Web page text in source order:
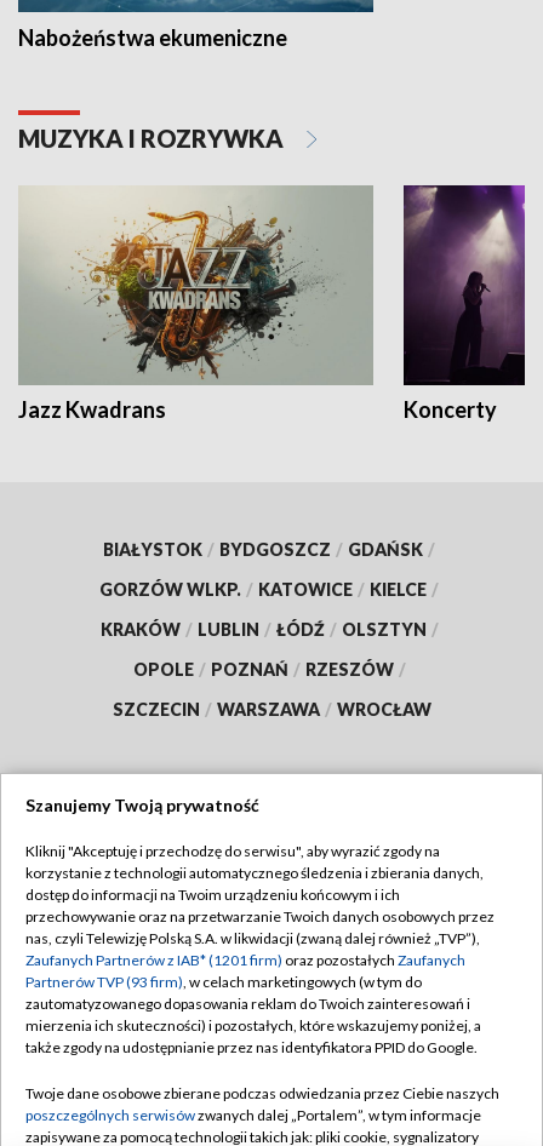
Nabożeństwa ekumeniczne
MUZYKA I ROZRYWKA
Jazz Kwadrans Koncerty
BIAŁYSTOK / BYDGOSZCZ / GDAŃSK /
GORZÓW WLKP. / KATOWICE / KIELCE /
KRAKÓW / LUBLIN / ŁÓDŹ / OLSZTYN /
OPOLE / POZNAŃ / RZESZÓW /
SZCZECIN / WARSZAWA / WROCŁAW
TVP
Abonament TVP
Emisja w TVP
Centrum informacji TVP
Naziemna Telewizja Cyfrowa
Rada Programowa
Regulamin TVP
Polityka prywatności
Moje zgody
Pomoc
Kontakt
Szanujemy Twoją prywatność
Kliknij "Akceptuję i przechodzę do serwisu", aby wyrazić zgody na
korzystanie z technologii automatycznego śledzenia i zbierania danych,
dostęp do informacji na Twoim urządzeniu końcowym i ich
przechowywanie oraz na przetwarzanie Twoich danych osobowych przez
nas, czyli Telewizję Polską S.A. w likwidacji (zwaną dalej również „TVP”),
Zaufanych Partnerów z IAB* (1201 firm) oraz pozostałych Zaufanych
Partnerów TVP (93 firm), w celach marketingowych (w tym do
zautomatyzowanego dopasowania reklam do Twoich zainteresowań i
mierzenia ich skuteczności) i pozostałych, które wskazujemy poniżej, a
także zgody na udostępnianie przez nas identyfikatora PPID do Google.
Twoje dane osobowe zbierane podczas odwiedzania przez Ciebie naszych
poszczególnych serwisówzwanych dalej „Portalem”, w tym informacje
zapisywane za pomocą technologii takich jak: pliki cookie, sygnalizatory